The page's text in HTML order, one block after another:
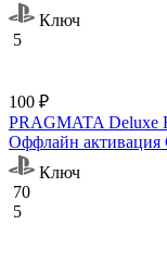
Ключ
5
100 ₽
PRAGMATA Deluxe
Оффлайн активация
Ключ
70
5